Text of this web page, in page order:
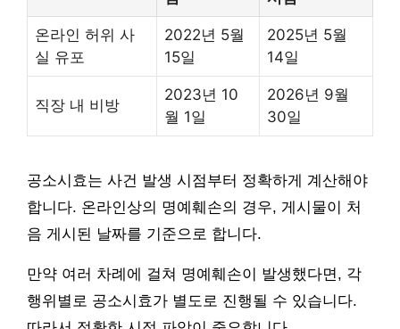
온라인 허위 사
실 유포
2022년 5월
15일
2025년 5월
14일
직장 내 비방
2023년 10
월 1일
2026년 9월
30일
공소시효는 사건 발생 시점부터 정확하게 계산해야
합니다. 온라인상의 명예훼손의 경우, 게시물이 처
음 게시된 날짜를 기준으로 합니다.
만약 여러 차례에 걸쳐 명예훼손이 발생했다면, 각
행위별로 공소시효가 별도로 진행될 수 있습니다.